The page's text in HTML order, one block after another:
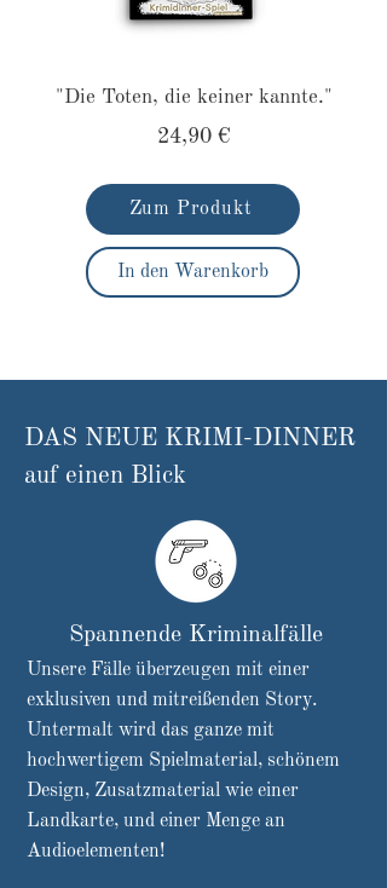
"Die Toten, die keiner kannte."
24,90 €
Zum Produkt
In den Warenkorb
DAS NEUE KRIMI-DINNER
auf einen Blick
Spannende Kriminalfälle
Unsere Fälle überzeugen mit einer
exklusiven und mitreißenden Story.
Untermalt wird das ganze mit
hochwertigem Spielmaterial, schönem
Design, Zusatzmaterial wie einer
Landkarte, und einer Menge an
Audioelementen!